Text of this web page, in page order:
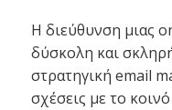
Η διεύθυνση μιας
δύσκολη και
στρατηγική email
σχέσεις με το